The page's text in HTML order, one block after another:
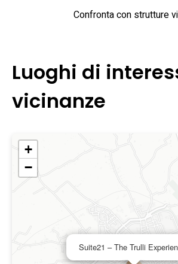
Confronta con strutture
Luoghi di
vicinanze
Suite21 – The Trulli
+
−